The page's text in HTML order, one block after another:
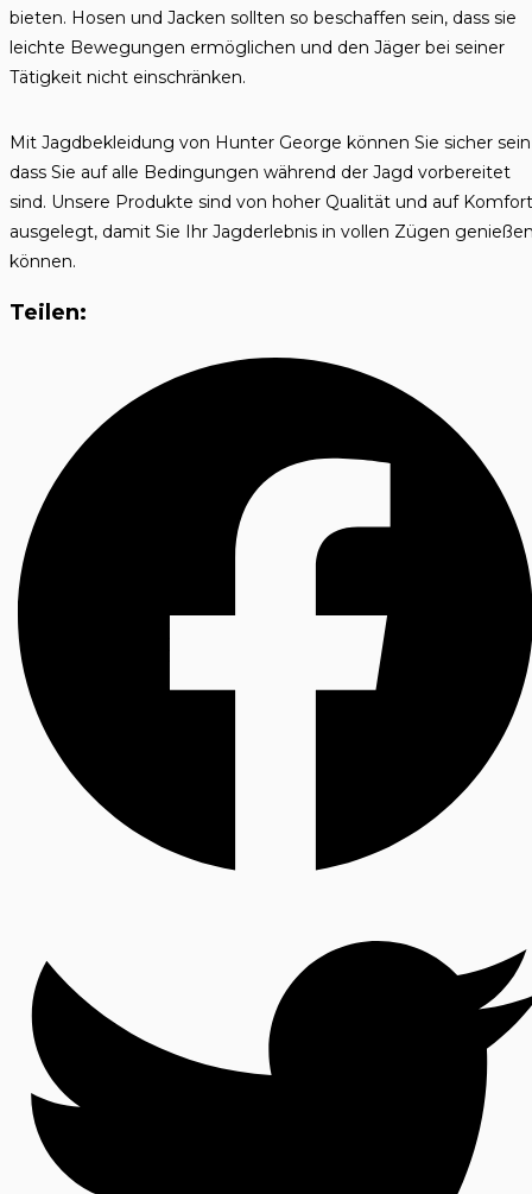
bieten. Hosen und Jacken sollten so beschaffen sein, dass sie
leichte Bewegungen ermöglichen und den Jäger bei seiner
Tätigkeit nicht einschränken.
Mit Jagdbekleidung von Hunter George können Sie sicher
dass Sie auf alle Bedingungen während der Jagd vorbereitet
sind. Unsere Produkte sind von hoher Qualität und auf Komfort
ausgelegt, damit Sie Ihr Jagderlebnis in vollen Zügen
können.
Teilen: